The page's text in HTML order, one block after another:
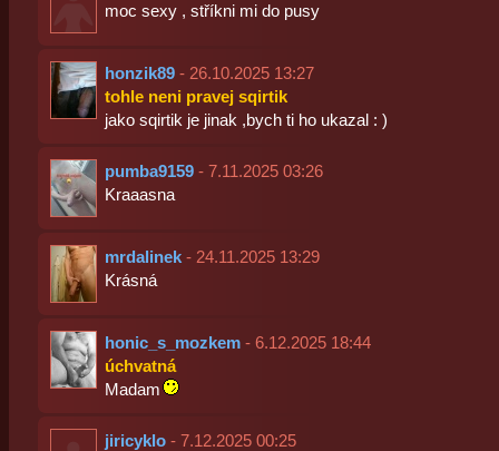
moc sexy , stříkni mi do pusy
honzik89- 26.10.2025 13:27
tohle neni pravej sqirtik
jako sqirtik je jinak ,bych ti ho ukazal : )
pumba9159- 7.11.2025 03:26
Kraaasna
mrdalinek- 24.11.2025 13:29
Krásná
honic_s_mozkem- 6.12.2025 18:44
úchvatná
Madam
jiricyklo- 7.12.2025 00:25